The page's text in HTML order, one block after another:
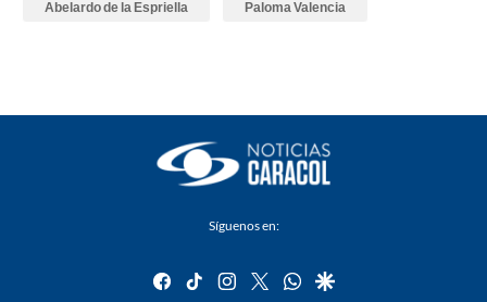
Abelardo de la Espriella Paloma Valencia
Síguenos en:
facebook
tiktok instagram
twitterwhatsapp
google